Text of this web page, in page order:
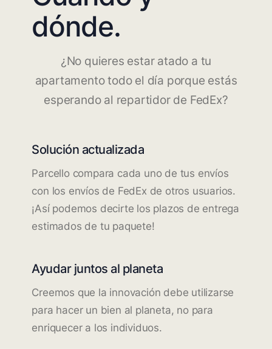
dónde.
¿No quieres estar atado a tu
apartamento todo el día porque estás
esperando al repartidor de FedEx?
Solución actualizada
Parcello compara cada uno de tus envíos
con los envíos de FedEx de otros usuarios.
¡Así podemos decirte los plazos de entrega
estimados de tu paquete!
Ayudar juntos al planeta
Creemos que la innovación debe utilizarse
para hacer un bien al planeta, no para
enriquecer a los individuos.